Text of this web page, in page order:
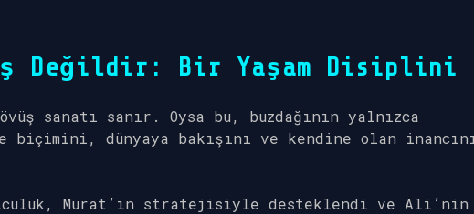
Değildir: Bir Yaşam Disiplini
sanatı sanır. Oysa bu, buzdağının yalnızca
biçimini, dünyaya bakışını ve kendine olan
Murat’ın stratejisiyle desteklendi ve Ali’nin